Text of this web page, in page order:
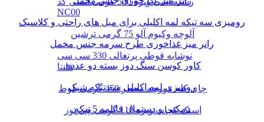
NC00
آلوچه وکیوم آلو 75 گرمی ترشین
نوشابه قوطی پرتغالی 330 سی سی
فانتا
چای کله مورچه معطر 450 گرمی بلوط
اسنک کچاپ ویژه 110 گرمی چی توز
رومیزی سه تیکه لمه اکلیلی برای مبل های راحتی و کلاسیک
رانر میز غذاخوری طرح سرمه جنس مخمل
کاور کوسن سنگ دوز بسته دو عددی
رومیزی لمه اکلیلی سه تیکه شیک
دمکنی و دستمال قابلمه 5 تیکه